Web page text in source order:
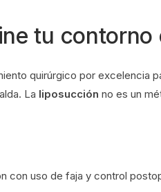
tu contorno
quirúrgico por excelencia
La liposucción no es un
con uso de faja y control